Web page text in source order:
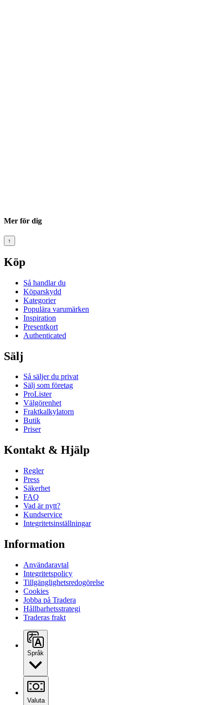
Mer för dig
↑
Köp
Så handlar du
Köparskydd
Kategorier
Populära varumärken
Inspiration
Presentkort
Authenticated
Sälj
Så säljer du privat
Sälj som företag
ProLister
Välgörenhet
Fraktkalkylatorn
Butik
Priser
Kontakt & Hjälp
Regler
Press
Säkerhet
FAQ
Vad är nytt?
Kundservice
Integritetsinställningar
Information
Användaravtal
Integritetspolicy
Tillgänglighetsredogörelse
Cookies
Jobba på Tradera
Hållbarhetsstrategi
Traderas frakt
Språk
Valuta